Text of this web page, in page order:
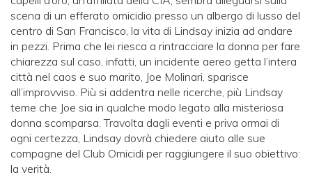
scena di un efferato omicidio presso un albergo di lusso del
centro di San Francisco, la vita di Lindsay inizia ad andare
in pezzi. Prima che lei riesca a rintracciare la donna per fare
chiarezza sul caso, infatti, un incidente aereo getta l’intera
città nel caos e suo marito, Joe Molinari, sparisce
all’improvviso. Più si addentra nelle ricerche, più Lindsay
teme che Joe sia in qualche modo legato alla misteriosa
donna scomparsa. Travolta dagli eventi e priva ormai di
ogni certezza, Lindsay dovrà chiedere aiuto alle sue
compagne del Club Omicidi per raggiungere il suo obiettivo:
la verità.